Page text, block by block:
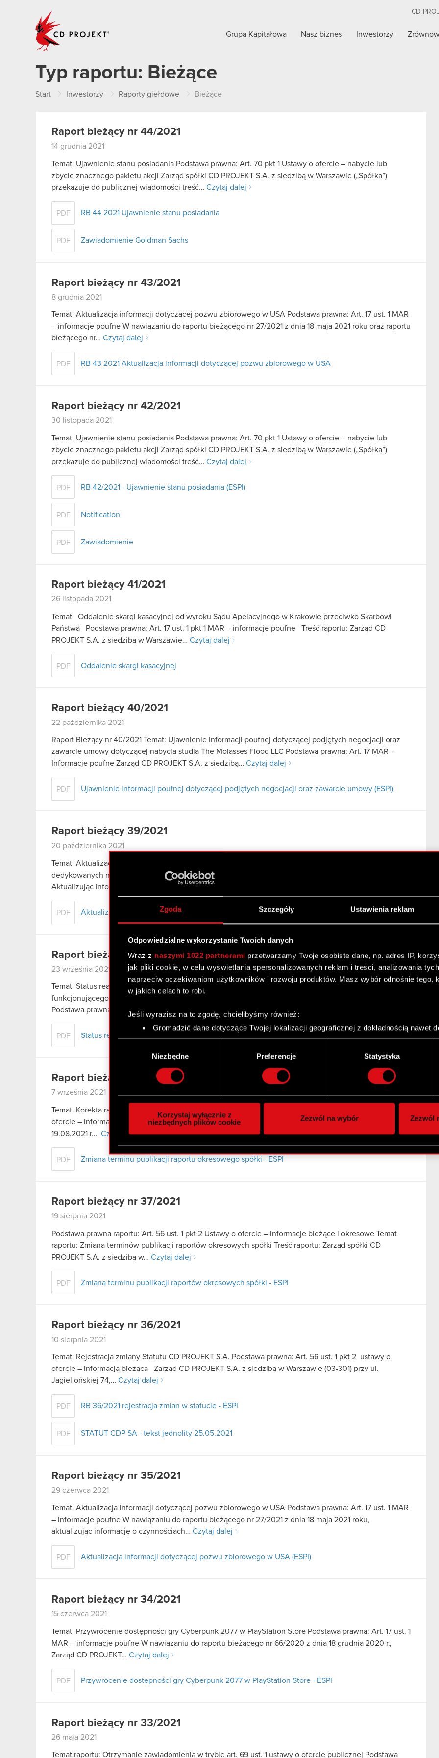
Zgoda Szczegóły Ustawienia reklam
Odpowiedzialne wykorzystanie Twoich danych
Wraz z naszymi 1022 partnerami przetwarzamy Twoje osobiste dane, np. adres IP,
jak pliki cookie, w celu wyświetlania spersonalizowanych reklam i treści, analizowania
naprzeciw oczekiwaniom użytkowników i rozwoju produktów. Masz wybór odnośnie tego,
w jakich celach to robi.
Jeśli wyrazisz na to zgodę, chcielibyśmy również:
Gromadzić dane dotyczące Twojej lokalizacji geograficznej z dokładnością nawet
Identyfikować Twoje urządzenie, aktywnie analizując charakteryzującego je zbiory
Dowiedz się więcej odnośnie tego, jak Twoje osobiste dane są przetwarzane oraz ustaw
szczegółów . W Deklaracji plików cookie możesz zmienić lub wycofać swoją zgodę w
Wykorzystujemy pliki cookie do spersonalizowania treści i reklam, aby oferować funkcje
społecznościowym, reklamowym i analitycznym. Partnerzy mogą połączyć te informacje
otrzymanymi od Ciebie lub uzyskanymi podczas korzystania z ich usług. Kontynuując
zgadasz się na używanie plików cookie.
Niezbędne Preferencje Statystyka
Korzystaj wyłącznie z
niezbędnych plików cookie
Zezwól na wybór Zezwól
CD
Grupa Kapitałowa Nasz biznes Inwestorzy
Typ raportu: Bieżące
Start Inwestorzy Raporty giełdowe Bieżące
Raport bieżący nr 44/2021
14 grudnia 2021
Temat: Ujawnienie stanu posiadania Podstawa prawna: Art. 70 pkt 1 Ustawy o ofercie – nabycie lub
zbycie znacznego pakietu akcji Zarząd spółki CD PROJEKT S.A. z siedzibą w Warszawie („Spółka”)
przekazuje do publicznej wiadomości treść… Czytaj dalej
PDF RB 44 2021 Ujawnienie stanu posiadania
PDF Zawiadomienie Goldman Sachs
Raport bieżący nr 43/2021
8 grudnia 2021
Temat: Aktualizacja informacji dotyczącej pozwu zbiorowego w USA Podstawa prawna: Art. 17 ust. 1 MAR
– informacje poufne W nawiązaniu do raportu bieżącego nr 27/2021 z dnia 18 maja 2021 roku oraz raportu
bieżącego nr… Czytaj dalej
PDF RB 43 2021 Aktualizacja informacji dotyczącej pozwu zbiorowego w USA
Raport bieżący nr 42/2021
30 listopada 2021
Temat: Ujawnienie stanu posiadania Podstawa prawna: Art. 70 pkt 1 Ustawy o ofercie – nabycie lub
zbycie znacznego pakietu akcji Zarząd spółki CD PROJEKT S.A. z siedzibą w Warszawie („Spółka”)
przekazuje do publicznej wiadomości treść… Czytaj dalej
PDF RB 42/2021 - Ujawnienie stanu posiadania (ESPI)
PDF Notification
PDF Zawiadomienie
Raport bieżący 41/2021
26 listopada 2021
Temat: Oddalenie skargi kasacyjnej od wyroku Sądu Apelacyjnego w Krakowie przeciwko Skarbowi
Państwa Podstawa prawna: Art. 17 ust. 1 pkt 1 MAR – informacje poufne Treść raportu: Zarząd CD
PROJEKT S.A. z siedzibą w Warszawie… Czytaj dalej
PDF Oddalenie skargi kasacyjnej
Raport bieżący 40/2021
22 października 2021
Raport Bieżący nr 40/2021 Temat: Ujawnienie informacji poufnej dotyczącej podjętych negocjacji oraz
zawarcie umowy dotyczącej nabycia studia The Molasses Flood LLC Podstawa prawna: Art. 17 MAR –
Informacje poufne Zarząd CD PROJEKT S.A. z siedzibą… Czytaj dalej
PDF Ujawnienie informacji poufnej dotyczącej podjętych negocjacji oraz zawarcie umowy (ESPI)
Raport bieżący 39/2021
20 października 2021
Temat: Aktualizacja założeń wydawniczych dla wersji Cyberpunka 2077 i Wiedźmina 3: Dziki Gon
dedykowanych na konsole nowej generacji Podstawa prawna: Art. 17 ust. 1 MAR – informacje poufne
Aktualizując informacje dotyczące założeń wydawniczych CD PROJEKT…
PDF Aktualizacja założeń wydawniczych (ESPI)
Raport bieżący 38/2021
23 września 2021
Temat: Status realizacji uprawnień wynikających z Programu Motywacyjnego CD PROJEKT S.A.
funkcjonującego w latach 2016 – 2019 oraz założenia dotyczące zbycia akcji przez osoby uprawnione
Podstawa prawna: Art. 17 ust. 1 MAR – informacje poufne…
Czytaj dalej
PDF Status realizacji uprawnień wynikających z Programu Motywacyjnego
Raport bieżący 37/2021/K
7 września 2021
Temat: Korekta raportu bieżącego nr 37/2021 Podstawa prawna raportu: Art. 56 ust. 1 pkt 2 Ustawy o
ofercie – informacje bieżące i okresowe W związku z przekazaniem raportu bieżącego nr 37/2021 z dnia
19.08.2021 r…. Czytaj dalej
PDF Zmiana terminu publikacji raportu okresowego spółki - ESPI
Raport bieżący nr 37/2021
19 sierpnia 2021
Podstawa prawna raportu: Art. 56 ust. 1 pkt 2 Ustawy o ofercie – informacje bieżące i okresowe Temat
raportu: Zmiana terminów publikacji raportów okresowych spółki Treść raportu: Zarząd spółki CD
PROJEKT S.A. z siedzibą w… Czytaj dalej
PDF Zmiana terminu publikacji raportów okresowych spółki - ESPI
Raport bieżący nr 36/2021
10 sierpnia 2021
Temat: Rejestracja zmiany Statutu CD PROJEKT S.A. Podstawa prawna: Art. 56 ust. 1 pkt 2 ustawy o
ofercie – informacja bieżąca Zarząd CD PROJEKT S.A. z siedzibą w Warszawie (03-301) przy ul.
Jagiellońskiej 74,… Czytaj dalej
PDF RB 36/2021 rejestracja zmian w statucie - ESPI
PDF STATUT CDP SA - tekst jednolity 25.05.2021
Raport bieżący nr 35/2021
29 czerwca 2021
Temat: Aktualizacja informacji dotyczącej pozwu zbiorowego w USA Podstawa prawna: Art. 17 ust. 1 MAR
– informacje poufne W nawiązaniu do raportu bieżącego nr 27/2021 z dnia 18 maja 2021 roku,
aktualizując informację o czynnościach… Czytaj dalej
PDF Aktualizacja informacji dotyczącej pozwu zbiorowego w USA (ESPI)
Raport bieżący nr 34/2021
15 czerwca 2021
Temat: Przywrócenie dostępności gry Cyberpunk 2077 w PlayStation Store Podstawa prawna: Art. 17 ust. 1
MAR – informacje poufne W nawiązaniu do raportu bieżącego nr 66/2020 z dnia 18 grudnia 2020 r.,
Zarząd CD PROJEKT… Czytaj dalej
PDF Przywrócenie dostępności gry Cyberpunk 2077 w PlayStation Store - ESPI
Raport bieżący nr 33/2021
26 maja 2021
Temat raportu: Otrzymanie zawiadomienia w trybie art. 69 ust. 1 ustawy o ofercie publicznej Podstawa